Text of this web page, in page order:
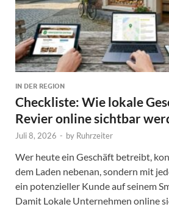
IN DER REGION
Checkliste: Wie lokale
Revier online sichtbar
Juli 8, 2026 - by Ruhrzeiter
Wer heute ein Geschäft betreibt,
dem Laden nebenan, sondern mit
ein potenzieller Kunde auf seinem
Damit Lokale Unternehmen online